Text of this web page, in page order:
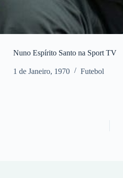
Nuno Espírito Santo na Sport TV
1 de Janeiro, 1970 Futebol